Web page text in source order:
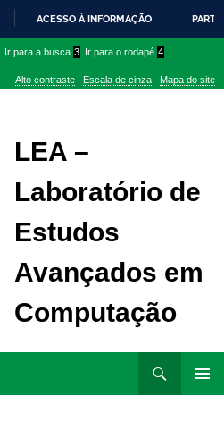
PARA
CONTEÚDO
ACESSO À INFORMAÇÃO
Ir para a busca 3 Ir para o rodapé 4
Alto contraste Escala de cinza Mapa do site
LEA –
Laboratório de
Estudos
Avançados em
Computação